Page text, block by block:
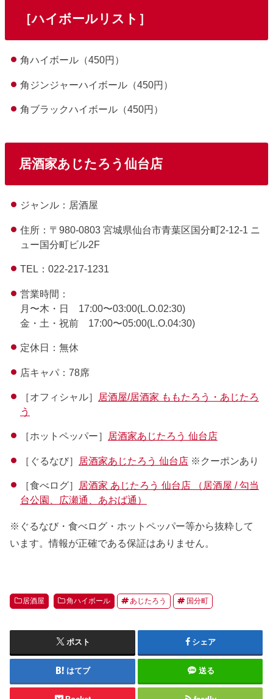
［ハイボールリスト］
角ハイボール（450円）
角ジンジャーハイボール（450円）
角ブラックハイボール（450円）
居酒家あじたろう仙台店
ジャンル：居酒屋
住所：〒980-0803 宮城県仙台市青葉区国分町2-12-1 ニ
ュー国分町ビル2F
TEL：022-217-1231
営業時間：
月〜木・日 17:00〜03:00(L.O.02:30)
金・土・祝前 17:00〜05:00(L.O.04:30)
定休日：無休
店キャパ：78席
［オフィシャル］
居酒屋/居酒家 ももたろう・あじたろ
う
［ホットペッパー］ 居酒家あじたろう 仙台店
［ぐるなび］ 居酒家あじたろう 仙台店※クーポンあり
［食べログ］
居酒家 あじたろう 仙台店 （居酒屋 / 勾当
台公園、広瀬通、あおば通）
※ぐるなび・食べログ・ホットペッパー等から抜粋して
います。情報が正確である保証はありません。
居酒屋 角ハイボール あじたろう 国分町
ポスト シェア
はてブ 送る